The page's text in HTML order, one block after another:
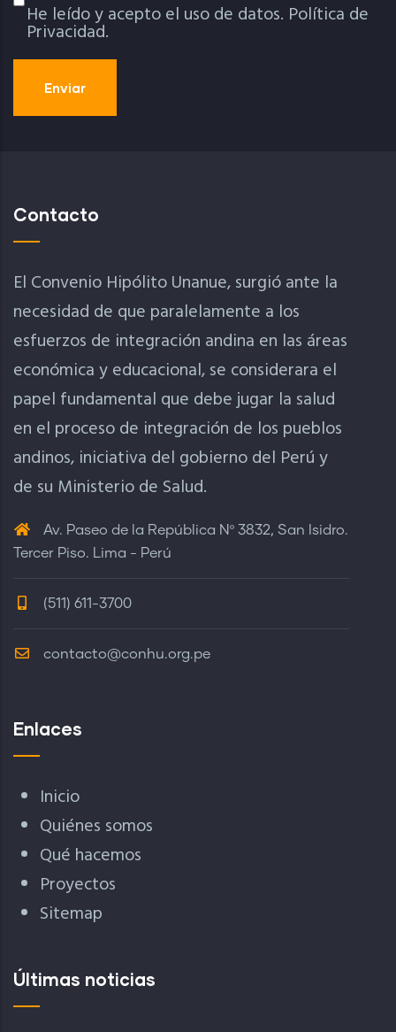
Política De Privacidad
He leído y acepto el uso de datos. Política de
Privacidad.
Contacto
El Convenio Hipólito Unanue, surgió ante la
necesidad de que paralelamente a los
esfuerzos de integración andina en las áreas
económica y educacional, se considerara el
papel fundamental que debe jugar la salud
en el proceso de integración de los pueblos
andinos, iniciativa del gobierno del Perú y
de su Ministerio de Salud.
Av. Paseo de la República Nº 3832, San Isidro.
Tercer Piso. Lima - Perú
(511) 611-3700
contacto@conhu.org.pe
Enlaces
Inicio
Quiénes somos
Qué hacemos
Proyectos
Sitemap
Últimas noticias